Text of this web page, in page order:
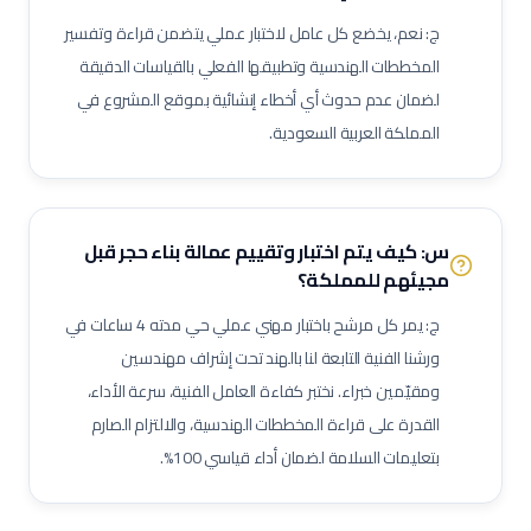
فني أنظمة إنذار حريق
فني تركيب رشاشات حريق
فني مضخات حريق
فني تيار خفيف (ELV)
فني تركيب كاميرات مراقبة
فني أنظمة تحكم بالدخول
فني أنظمة نداء عام
فني أجهزة ودقة
مراقب أعمال سباكة
كهربائي سيارات
فني تركيب ألواح شمسية
فني مولدات كهربائية
فني لوحات توزيع كهربائية
فني توصيل كابلات
فني إضاءة
فني تركيبات صحية
مشغل محطة صرف صحي (STP)
فني مضخات
فني كمبروسرات
فني غلايات مياه
فني عزل أنابيب وقنوات
فني أنظمة تحكم وآلات دقيقة
فني أنظمة تكييف متغير التدفق (VRF)
فني وحدات مناولة هواء (AHU)
فني وحدات ملف ومروحة (FCU)
ج: نعم، يخضع كل عامل لاختبار عملي يتضمن قراءة وتفسير
المخططات الهندسية وتطبيقها الفعلي بالقياسات الدقيقة
لضمان عدم حدوث أي أخطاء إنشائية بموقع المشروع في
المملكة العربية السعودية.
س: كيف يتم اختبار وتقييم عمالةبناء حجرقبل
مجيئهم للمملكة؟
ج: يمر كل مرشح باختبار مهني عملي حي مدته 4 ساعات في
ورشنا الفنية التابعة لنا بالهند تحت إشراف مهندسين
ومقيّمين خبراء. نختبر كفاءة العامل الفنية، سرعة الأداء،
القدرة على قراءة المخططات الهندسية، والالتزام الصارم
بتعليمات السلامة لضمان أداء قياسي 100%.